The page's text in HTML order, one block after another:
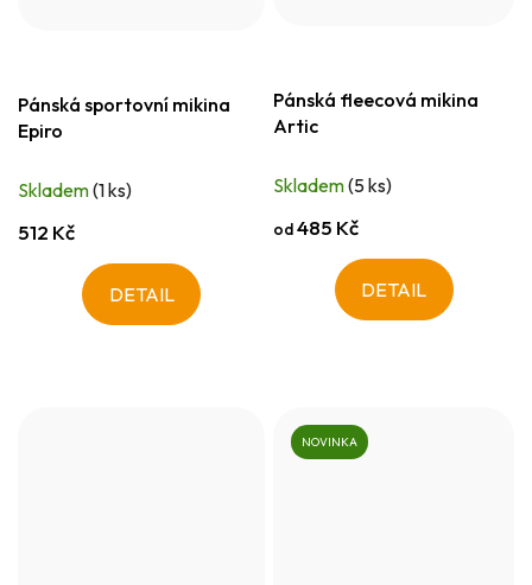
Pánská sportovní mikina
Epiro
Skladem(1 ks)
512 Kč
DETAIL
Pánská fleecová mikina
Artic
Skladem(5 ks)
od485 Kč
DETAIL
NOVINKA